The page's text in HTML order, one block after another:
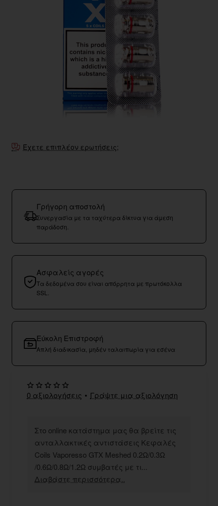
Έχετε επιπλέον ερωτήσεις;
Γρήγορη αποστολή
Συνεργασία με τα ταχύτερα δίκτυα για άμεση
παράδοση.
Ασφαλείς αγορές
Τα δεδομένα σου είναι απόρρητα με πρωτόκολλα
SSL.
Εύκολη Επιστροφή
Απλή διαδικασία, μηδέν ταλαιπωρία για εσένα
Στο online κατάστημα μας θα βρείτε τις
ανταλλακτικές αντιστάσεις Κεφαλές
Coils Vaporesso GTX Meshed 0.2Ω/0.3Ω
/0.6Ω/0.8Ω/1.2Ω συμβατές με τι...
Διαβάστε περισσότερα..
0 αξιολογήσεις • Γράψτε μια αξιολόγηση